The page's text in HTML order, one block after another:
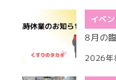
イベ
8月の
2026年